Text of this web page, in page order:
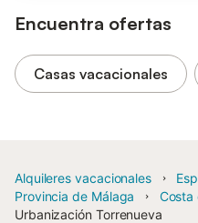
Encuentra ofertas
Casas vacacionales
Alquileres vacacionales
Provincia de Málaga
Costa
Urbanización Torrenueva